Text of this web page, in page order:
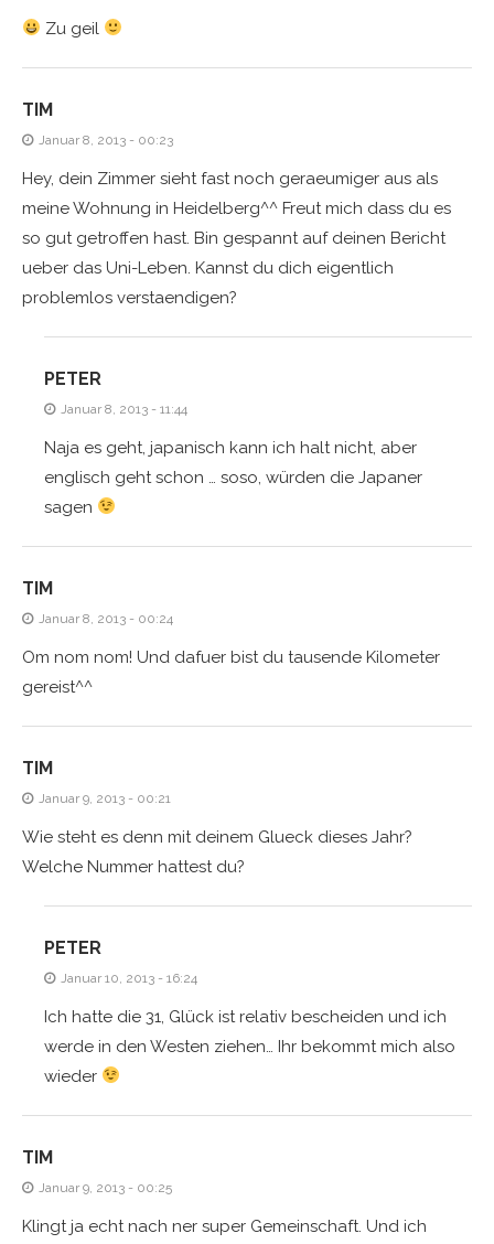
Zu geil
TIM
Januar 8, 2013 - 00:23
Hey, dein Zimmer sieht fast noch geraeumiger aus als
meine Wohnung in Heidelberg^^ Freut mich dass du es
so gut getroffen hast. Bin gespannt auf deinen Bericht
ueber das Uni-Leben. Kannst du dich eigentlich
problemlos verstaendigen?
PETER
Januar 8, 2013 - 11:44
Naja es geht, japanisch kann ich halt nicht, aber
englisch geht schon … soso, würden die Japaner
sagen
TIM
Januar 8, 2013 - 00:24
Om nom nom! Und dafuer bist du tausende Kilometer
gereist^^
TIM
Januar 9, 2013 - 00:21
Wie steht es denn mit deinem Glueck dieses Jahr?
Welche Nummer hattest du?
PETER
Januar 10, 2013 - 16:24
Ich hatte die 31, Glück ist relativ bescheiden und ich
werde in den Westen ziehen… Ihr bekommt mich also
wieder
TIM
Januar 9, 2013 - 00:25
Klingt ja echt nach ner super Gemeinschaft. Und ich